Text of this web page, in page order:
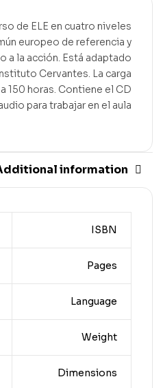
de ELE en cuatro niveles
europeo de referencia y
a la acción. Está adaptado
Cervantes. La carga
150 horas. Contiene el CD
para trabajar en el aula.
information
ISBN
Pages
Language
Weight
Dimensions